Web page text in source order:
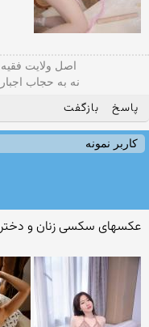
اصل ولایت
نه به حجاب
پاسخ بازگفت
کاربر نمونه
عکسهای سکسی زنان و